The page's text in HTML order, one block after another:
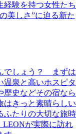
経験を持つ女性たち
美しさ”に迫る新た
でしょう？ まずは
温泉と高いホスピタ
歴史などその宿なら
はきっと素晴らしい
ふたりの大切な旅時
LEONが実際に訪れ